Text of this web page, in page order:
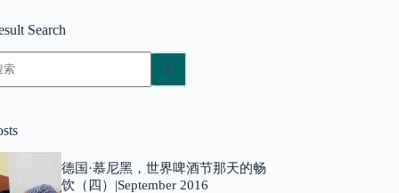
Search
德国·慕尼黑，世界啤酒节那天的畅
饮（四）|September 2016